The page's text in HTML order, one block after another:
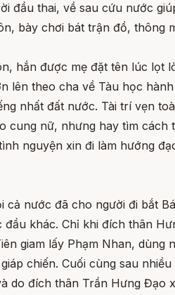
đầu thai, về sau cứu nước
bày chơi bát trận đồ, thông
hắn được mẹ đặt tên lúc lọt
lên theo cha về Tàu học
nhất đất nước. Tài trí vẹn
nữ, nhưng hay tìm
nguyện xin đi làm hướng
nước đã cho người đi bắt
khác. Chỉ khi đích thân
giam lấy Phạm Nhan, dùng
chiến. Cuối cùng sau
do đích thân Trần Hưng Đạo